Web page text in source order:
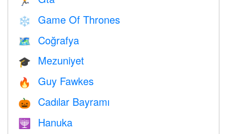
❄️ Game Of Thrones
🗺 Coğrafya
🎓 Mezuniyet
🔥 Guy Fawkes
🎃 Cadılar Bayramı
🕎 Hanuka